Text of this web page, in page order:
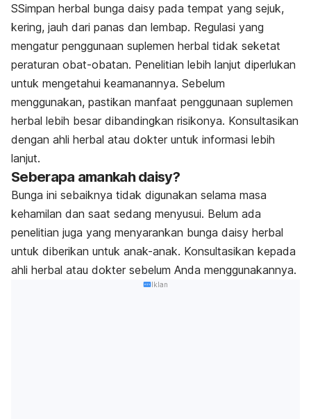
SSimpan herbal bunga daisy pada tempat yang sejuk,
kering, jauh dari panas dan lembap. Regulasi yang
mengatur penggunaan suplemen herbal tidak seketat
peraturan obat-obatan. Penelitian lebih lanjut diperlukan
untuk mengetahui keamanannya. Sebelum
menggunakan, pastikan manfaat penggunaan suplemen
herbal lebih besar dibandingkan risikonya. Konsultasikan
dengan ahli herbal atau dokter untuk informasi lebih
lanjut.
Seberapa amankah daisy?
Bunga ini sebaiknya tidak digunakan selama masa
kehamilan dan saat sedang menyusui. Belum ada
penelitian juga yang menyarankan bunga daisy herbal
untuk diberikan untuk anak-anak. Konsultasikan kepada
ahli herbal atau dokter sebelum Anda menggunakannya.
Iklan